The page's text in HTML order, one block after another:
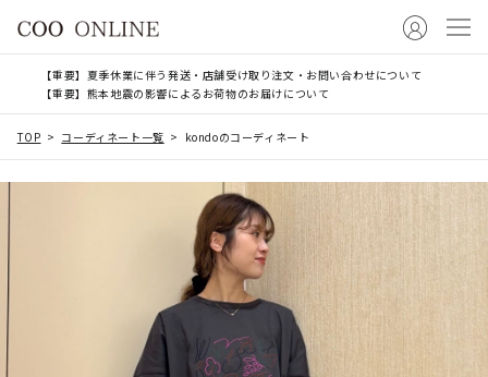
【重要】夏季休業に伴う発送・店舗受け取り注文・お問い合わせについて
【重要】熊本地震の影響によるお荷物のお届けについて
TOP コーディネート一覧 kondoのコーディネート